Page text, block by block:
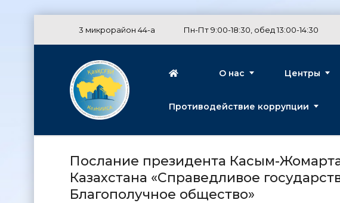
3 микрорайон 44-а Пн-Пт 9:00-18:30, обед 13:00-14:30
О нас Центры
Противодействие коррупции
Послание президента Касым-
Казахстана «Справедливое
Благополучное общество»